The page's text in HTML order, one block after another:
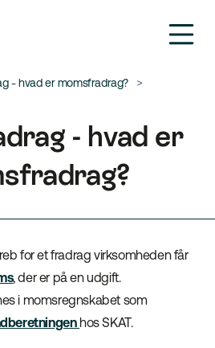
- hvad er momsfradrag?
- hvad er
for et fradrag virksomheden får
, der er på en udgift.
i momsregnskabet som
hos SKAT.